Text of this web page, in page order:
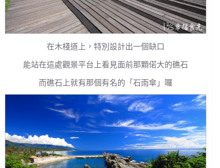
在木棧道上，特別設計出一個缺口
能站在這處觀景平台上看見面前那顆偌大的礁石
而礁石上就有那個有名的「石雨傘」囉